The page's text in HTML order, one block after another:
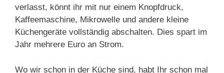
verlasst, könnt ihr mit nur einem Knopfdruck,
Kaffeemaschine, Mikrowelle und andere kleine
Küchengeräte vollständig abschalten. Dies spart im
Jahr mehrere Euro an Strom.
Wo wir schon in der Küche sind, habt Ihr schon mal